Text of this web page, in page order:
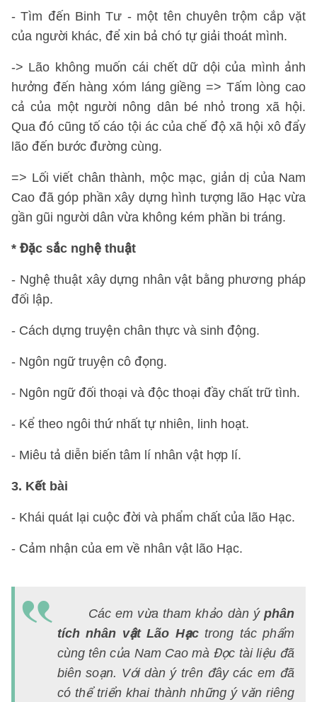
- Tìm đến Binh Tư - một tên chuyên trộm cắp vặt
của người khác, để xin bả chó tự giải thoát mình.
-> Lão không muốn cái chết dữ dội của mình ảnh
hưởng đến hàng xóm láng giềng => Tấm lòng cao
cả của một người nông dân bé nhỏ trong xã hội.
Qua đó cũng tố cáo tội ác của chế độ xã hội xô đẩy
lão đến bước đường cùng.
=> Lối viết chân thành, mộc mạc, giản dị của Nam
Cao đã góp phần xây dựng hình tượng lão Hạc vừa
gần gũi người dân vừa không kém phần bi tráng.
* Đặc sắc nghệ thuật
- Nghệ thuật xây dựng nhân vật bằng phương pháp
đối lập.
- Cách dựng truyện chân thực và sinh động.
- Ngôn ngữ truyện cô đọng.
- Ngôn ngữ đối thoại và độc thoại đầy chất trữ tình.
- Kể theo ngôi thứ nhất tự nhiên, linh hoạt.
- Miêu tả diễn biến tâm lí nhân vật hợp lí.
3. Kết bài
- Khái quát lại cuộc đời và phẩm chất của lão Hạc.
- Cảm nhận của em về nhân vật lão Hạc.
Các em vừa tham khảo dàn ý phân
tích nhân vật Lão Hạctrong tác phẩm
cùng tên của Nam Cao mà Đọc tài liệu đã
biên soạn. Với dàn ý trên đây các em đã
có thể triển khai thành những ý văn riêng